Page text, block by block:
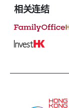
相关连结